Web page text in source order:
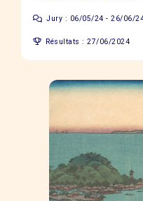
Jury : 06/05/24 - 26/06/
Résultats : 27/06/2024